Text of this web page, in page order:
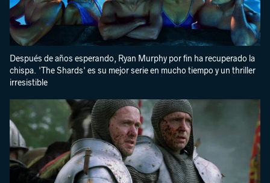
Después de años esperando, Ryan Murphy por fin ha recuperado la
chispa. 'The Shards' es su mejor serie en mucho tiempo y un thriller
irresistible